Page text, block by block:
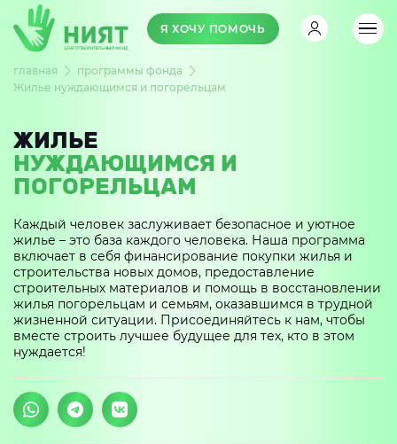
Я ХОЧУ ПОМОЧЬ
главная
программы фонда
Жилье нуждающимся и погорельцам
ЖИЛЬЕ
НУЖДАЮЩИМСЯ И
ПОГОРЕЛЬЦАМ
Каждый человек заслуживает безопасное и уютное
жилье – это база каждого человека. Наша программа
включает в себя финансирование покупки жилья и
строительства новых домов, предоставление
строительных материалов и помощь в восстановлении
жилья погорельцам и семьям, оказавшимся в трудной
жизненной ситуации. Присоединяйтесь к нам, чтобы
вместе строить лучшее будущее для тех, кто в этом
нуждается!